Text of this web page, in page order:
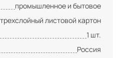
промышленное и бытовое
трехслойный листовой картон
1 шт.
Россия